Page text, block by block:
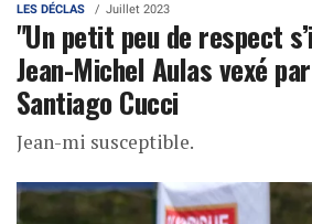
LES DÉCLAS Juillet 2023
"Un petit peu de respect
Jean-Michel Aulas vexé
Santiago Cucci
Jean-mi susceptible.